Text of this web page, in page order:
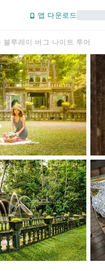
앱 다운로드
루레이 버그 나이트 투어